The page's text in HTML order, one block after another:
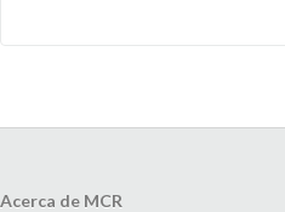
Acerca de MCR